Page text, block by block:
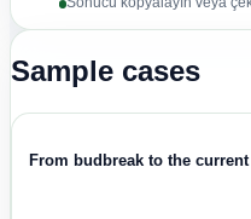
Sample cases
From budbreak to the current